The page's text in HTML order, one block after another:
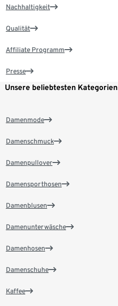
Nachhaltigkeit
Qualität
Affiliate Programm
Presse
Unsere beliebtesten Kategorien
Damenmode
Damenschmuck
Damenpullover
Damensporthosen
Damenblusen
Damenunterwäsche
Damenhosen
Damenschuhe
Kaffee